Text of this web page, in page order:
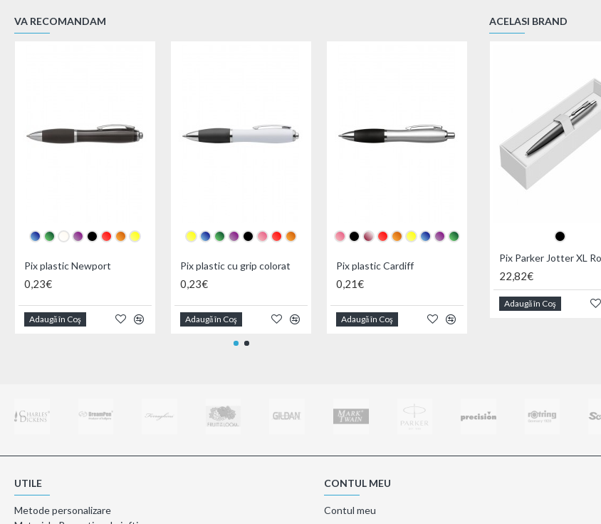
VA RECOMANDAM
Pix plastic Newport
0,23€
Adaugă în Coş
Pix plastic cu grip colorat
0,23€
Adaugă în Coş
Pix plastic Cardiff
0,21€
Adaugă în Coş
Pix plastic cu touch Viena
0,30€
ACELASI BRAND
22,82€
Adaugă în Coş
UTILE
Metode personalizare
CONTUL MEU
Contul meu